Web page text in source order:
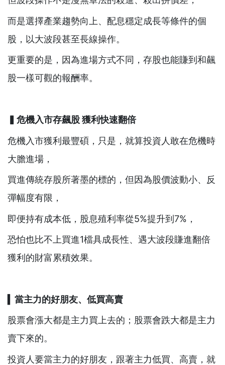
而是選擇產業趨勢向上、配息穩定成長等條件的個
股，以大波段甚至長線操作。
更重要的是，因為進場方式不同，存股也能賺到和飆
股一樣可觀的報酬率。
▍危機入市存飆股獲利快速翻倍
危機入市獲利最豐碩，只是，就算投資人敢在危機時
大膽進場，
買進傳統存股所著墨的標的，但因為股價波動小、反
彈幅度有限，
即便持有成本低，股息殖利率從5%提升到7%，
恐怕也比不上買進1檔具成長性、遇大波段賺進翻倍
獲利的財富累積效果。
當主力的好朋友、低買高賣
股票會漲大都是主力買上去的；股票會跌大都是主力
賣下來的。
投資人要當主力的好朋友，跟著主力低買、高賣，就